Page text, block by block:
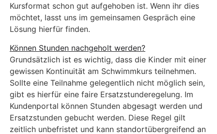
Kursformat schon gut aufgehoben ist. Wenn ihr dies
möchtet, lasst uns im gemeinsamen Gespräch eine
Lösung hierfür finden.
Können Stunden nachgeholt werden?
Grundsätzlich ist es wichtig, dass die Kinder mit einer
gewissen Kontinuität am Schwimmkurs teilnehmen.
Sollte eine Teilnahme gelegentlich nicht möglich sein,
gibt es hierfür eine faire Ersatzstunderegelung. Im
Kundenportal können Stunden abgesagt werden und
Ersatzstunden gebucht werden. Diese Regel gilt
zeitlich unbefristet und kann standortübergreifend an